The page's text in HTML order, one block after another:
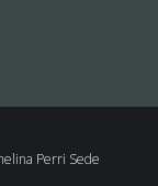
Perri Sede